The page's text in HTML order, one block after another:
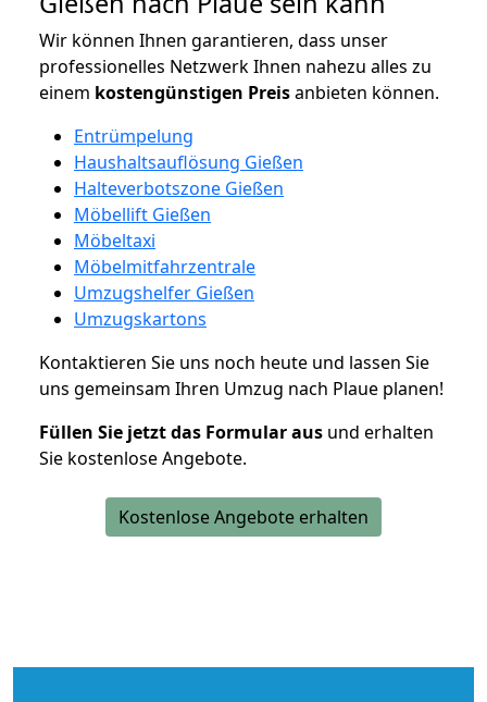
Wir können Ihnen garantieren, dass unser
professionelles Netzwerk Ihnen nahezu alles zu
einem kostengünstigen Preisanbieten können.
Entrümpelung
Haushaltsauflösung Gießen
Halteverbotszone Gießen
Möbellift Gießen
Möbeltaxi
Möbelmitfahrzentrale
Umzugshelfer Gießen
Umzugskartons
Kontaktieren Sie uns noch heute und lassen Sie
uns gemeinsam Ihren Umzug nach Plaue planen!
Füllen Sie jetzt das Formular aus und erhalten
Sie kostenlose Angebote.
Kostenlose Angebote erhalten